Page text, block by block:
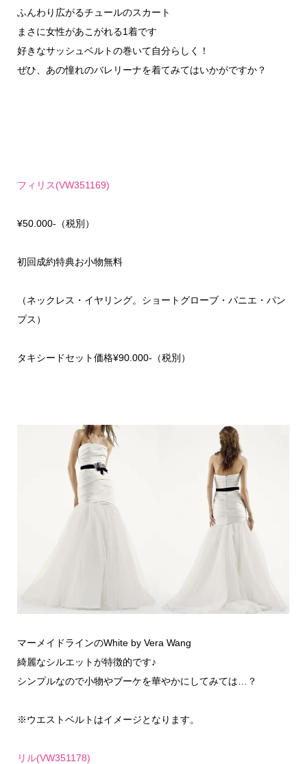
ふんわり広がるチュールのスカート
まさに女性があこがれる1着です
好きなサッシュベルトの巻いて自分らしく！
ぜひ、あの憧れのバレリーナを着てみてはいかがですか？
フィリス(VW351169)
¥50.000-（税別）
初回成約特典お小物無料
（ネックレス・イヤリング。ショートグローブ・パニエ・パン
プス）
タキシードセット価格¥90.000-（税別）
マーメイドラインのWhite by Vera Wang
綺麗なシルエットが特徴的です♪
シンプルなので小物やブーケを華やかにしてみては…？
※ウエストベルトはイメージとなります。
リル(VW351178)